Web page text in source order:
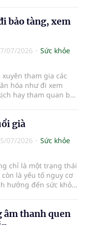
Mỗi phút trôi qua
Vì vậy, việc rút ngắn
cứu, tái thông mạch
định đến khả năng
như chất lượng
điều trị.
bảo tàng, xem
07/2026
Sức khỏe
tham gia các
hóa như đi xem
hay tham quan bảo
khỏe tinh thần và
già
07/2026
Sức khỏe
chỉ là một trạng thái
còn là yếu tố nguy cơ
hưởng đến sức khỏe
bệnh mạn tính; duy
với gia đình và cộng
âm thanh quen